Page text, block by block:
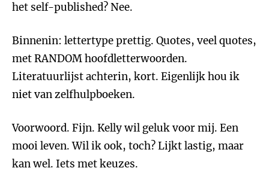
het self-published? Nee.
Binnenin: lettertype prettig. Quotes, veel quotes,
met RANDOM hoofdletterwoorden.
Literatuurlijst achterin, kort. Eigenlijk hou ik
niet van zelfhulpboeken.
Voorwoord. Fijn. Kelly wil geluk voor mij. Een
mooi leven. Wil ik ook, toch? Lijkt lastig, maar
kan wel. Iets met keuzes.